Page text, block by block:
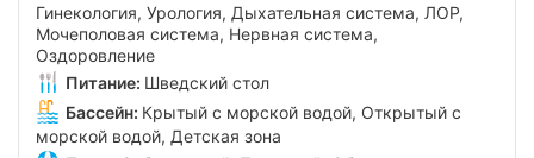
Гинекология, Урология, Дыхательная система, ЛОР,
Мочеполовая система, Нервная система,
Оздоровление
Питание: Шведский стол
Бассейн: Крытый с морской водой, Открытый с
морской водой, Детская зона